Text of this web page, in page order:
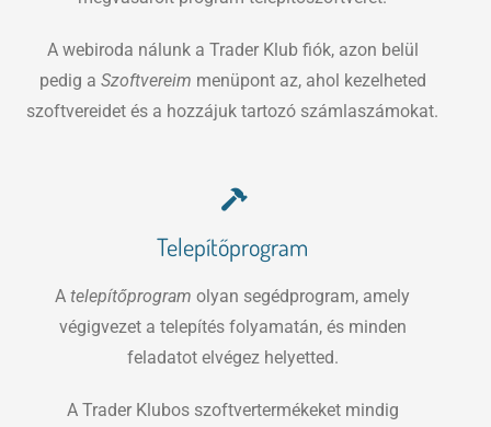
A webiroda nálunk a Trader Klub fiók, azon belül
pedig a Szoftvereim menüpont az, ahol kezelheted
szoftvereidet és a hozzájuk tartozó számlaszámokat.
Telepítőprogram
Atelepítőprogram olyan segédprogram, amely
végigvezet a telepítés folyamatán, és minden
feladatot elvégez helyetted.
A Trader Klubos szoftvertermékeket mindig